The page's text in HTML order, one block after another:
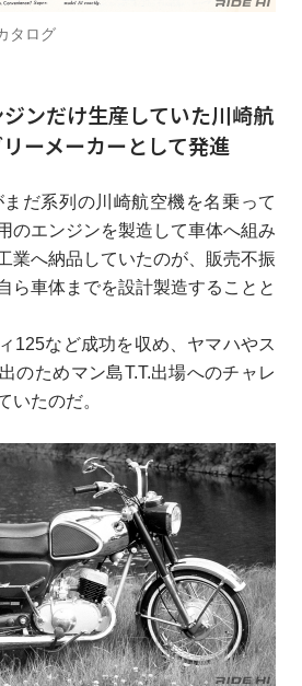
タログ
ンだけ生産していた川崎航
ーメーカーとして発進
だ系列の川崎航空機を名乗って
のエンジンを製造して車体へ組み
業へ納品していたのが、販売不振
ら車体までを設計製造することと
125など成功を収め、ヤマハやス
のためマン島T.T.出場へのチャレ
いたのだ。